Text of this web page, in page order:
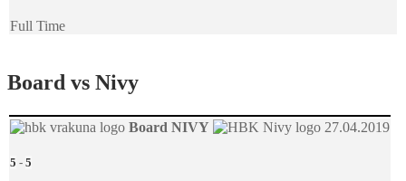
Full Time
Board vs Nivy
Board NIVY 27.04.2019
5 - 5